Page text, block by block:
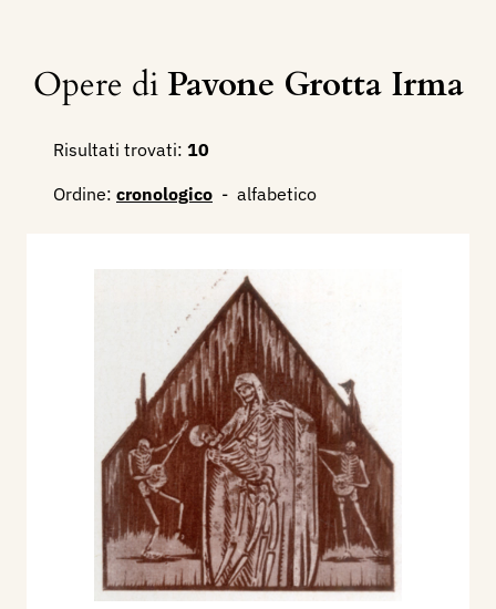
Opere diPavone Grotta Irma
Risultati trovati: 10
Ordine: cronologico - alfabetico